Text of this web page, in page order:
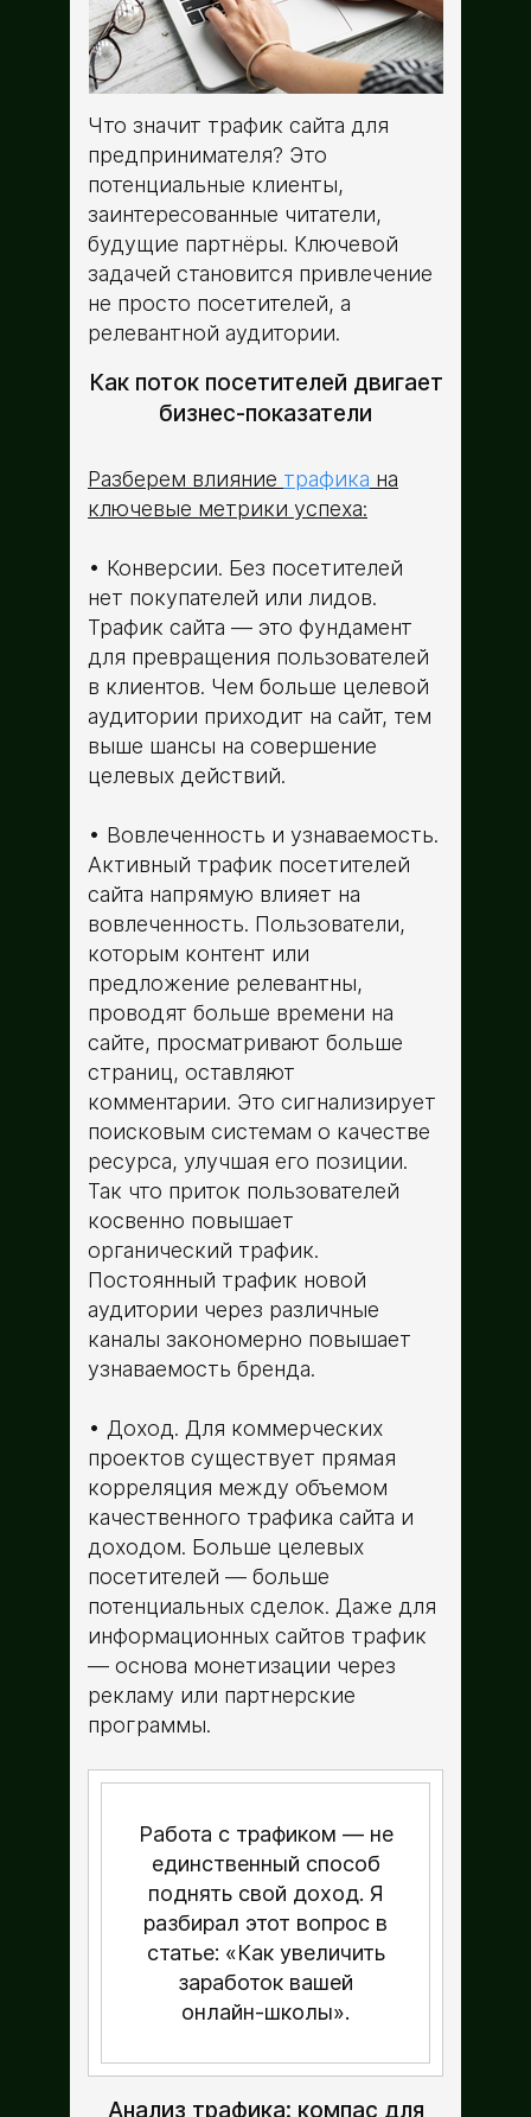
Что значит трафик сайта для
предпринимателя? Это
потенциальные клиенты,
заинтересованные читатели,
будущие партнёры. Ключевой
задачей становится привлечение
не просто посетителей, а
релевантной аудитории.
Как поток посетителей двигает
бизнес-показатели
Разберем влияние трафика на
ключевые метрики успеха:
Конверсии. Без посетителей
нет покупателей или лидов.
Трафик сайта — это фундамент
для превращения пользователей
в клиентов. Чем больше целевой
аудитории приходит на сайт, тем
выше шансы на совершение
целевых действий.
Вовлеченность и узнаваемость.
Активный трафик посетителей
сайта напрямую влияет на
вовлеченность. Пользователи,
которым контент или
предложение релевантны,
проводят больше времени на
сайте, просматривают больше
страниц, оставляют
комментарии. Это сигнализирует
поисковым системам о качестве
ресурса, улучшая его позиции.
Так что приток пользователей
косвенно повышает
органический трафик.
Постоянный трафик новой
аудитории через различные
каналы закономерно повышает
узнаваемость бренда.
Доход. Для коммерческих
проектов существует прямая
корреляция между объемом
качественного трафика сайта и
доходом. Больше целевых
посетителей — больше
потенциальных сделок. Даже для
информационных сайтов трафик
— основа монетизации через
рекламу или партнерские
программы.
Работа с трафиком — не
единственный способ
поднять свой доход. Я
разбирал этот вопрос в
статье: «Как увеличить
заработок вашей
онлайн-школы».
Анализ трафика: компас для